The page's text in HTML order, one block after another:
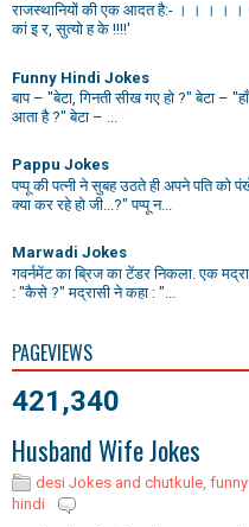
राजस्थानियों की एक आदत है:- । । । । ।
कां इ र, सुत्यो ह के !!!!'
Funny Hindi Jokes
बाप – "बेटा, गिनती सीख गए हो ?" बेटा –
आता है ?" बेटा – ...
Pappu Jokes
पप्पू की पत्नी ने सुबह उठते ही अपने पति को
क्या कर रहे हो जी...?" पप्पू न...
Marwadi Jokes
गवर्नमेंट का ब्रिज का टेंडर निकला. एक
: "कैसे ?" मद्रासी ने कहा : "...
PAGEVIEWS
421,340
Husband Wife Jokes
desi Jokes and chutkule
hindi